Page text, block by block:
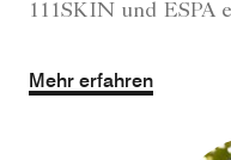
111SKIN und ESPA
Mehr erfahren